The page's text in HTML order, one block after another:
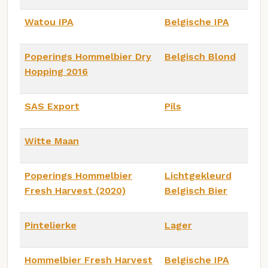
Watou IPA Belgische IPA
Poperings Hommelbier Dry
Hopping 2016
Belgisch Blond
SAS Export Pils
Witte Maan
Poperings Hommelbier
Fresh Harvest (2020)
Lichtgekleurd
Belgisch Bier
Pintelierke Lager
Hommelbier Fresh Harvest Belgische IPA